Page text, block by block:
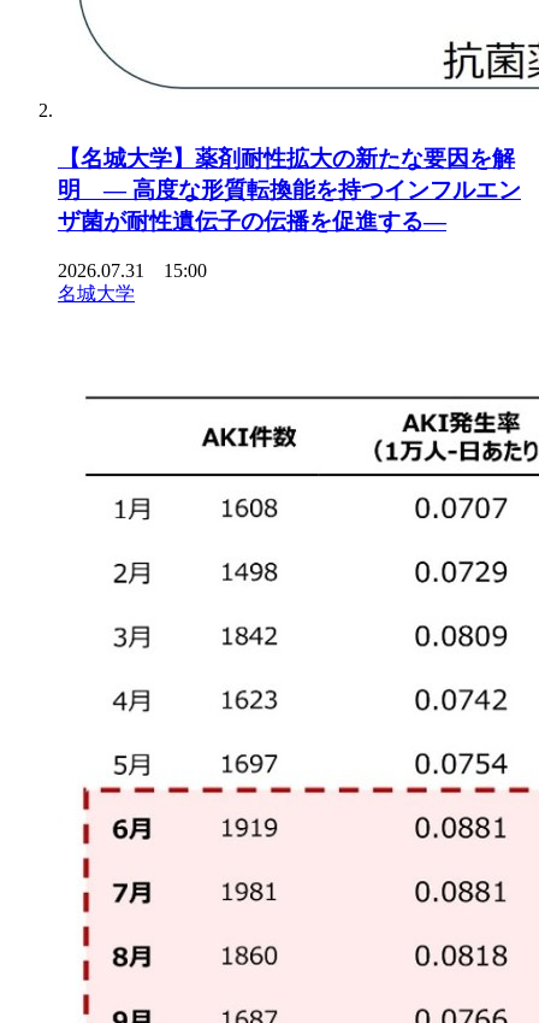
【名城大学】薬剤耐性拡大の新たな要因を解
明 ― 高度な形質転換能を持つインフルエン
ザ菌が耐性遺伝子の伝播を促進する―
2026.07.31 15:00
名城大学